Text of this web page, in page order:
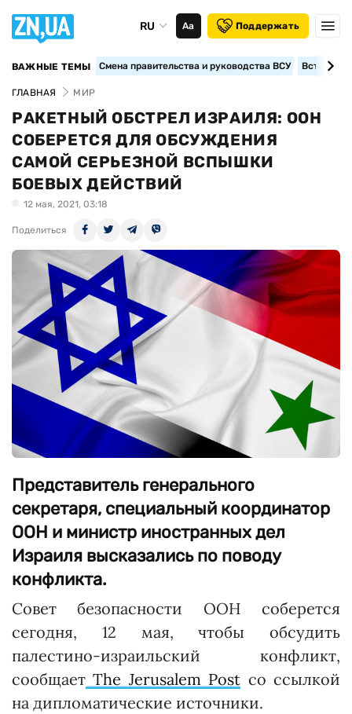
RU Аа Поддержать
ВАЖНЫЕ ТЕМЫ Смена правительства и руководства ВСУ
ГЛАВНАЯ МИР
РАКЕТНЫЙ ОБСТРЕЛ ИЗРАИЛЯ: ООН
СОБЕРЕТСЯ ДЛЯ ОБСУЖДЕНИЯ
САМОЙ СЕРЬЕЗНОЙ ВСПЫШКИ
БОЕВЫХ ДЕЙСТВИЙ
12 мая, 2021, 03:18
Поделиться
Представитель генерального
секретаря, специальный координатор
ООН и министр иностранных дел
Израиля высказались по поводу
конфликта.
Совет безопасности ООН соберется
сегодня, 12 мая, чтобы обсудить
палестино-израильский конфликт,
сообщает The Jerusalem Post со ссылкой
на дипломатические источники.